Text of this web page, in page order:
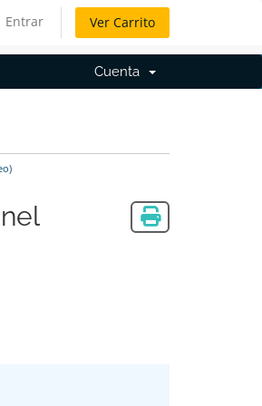
Entrar Ver Carrito
Cuenta